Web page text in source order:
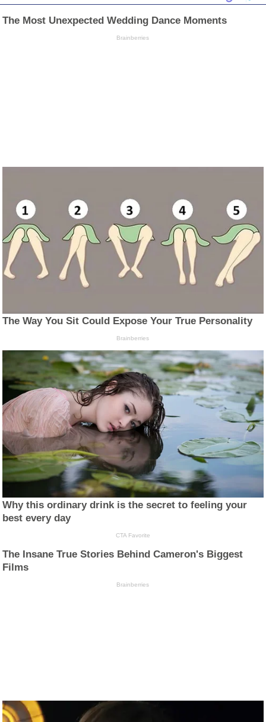
The Most Unexpected Wedding Dance Moments
Brainberries
The Way You Sit Could Expose Your True Personality
Brainberries
Why this ordinary drink is the secret to feeling your
best every day
CTA Favorite
The Insane True Stories Behind Cameron's Biggest
Films
Brainberries